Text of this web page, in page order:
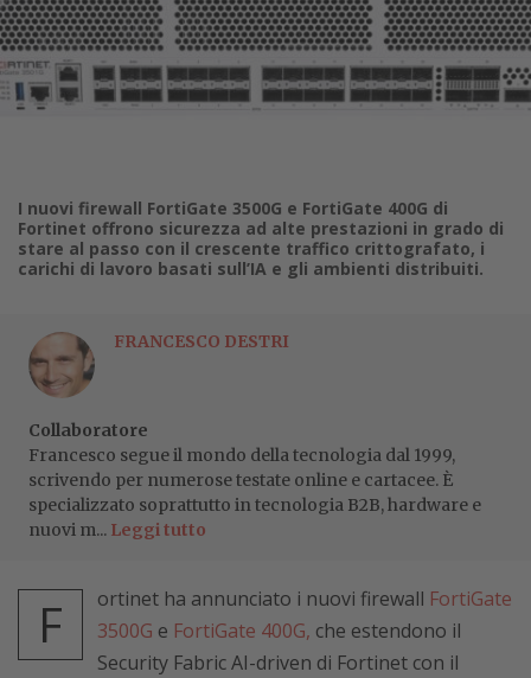
I nuovi firewall FortiGate 3500G e FortiGate 400G di
Fortinet offrono sicurezza ad alte prestazioni in grado di
stare al passo con il crescente traffico crittografato, i
carichi di lavoro basati sull’IA e gli ambienti distribuiti.
FRANCESCO DESTRI
Collaboratore
Francesco segue il mondo della tecnologia dal 1999,
scrivendo per numerose testate online e cartacee. È
specializzato soprattutto in tecnologia B2B, hardware e
nuovi m... Leggi tutto
F ortinet ha annunciato i nuovi firewall FortiGate
3500G e FortiGate 400G, che estendono il
Security Fabric AI-driven di Fortinet con il